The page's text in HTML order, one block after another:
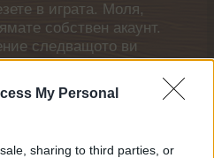
My Personal
sharing to third parties, or
в играта. Моля,
собствен акаунт.
следващото ви
Играйте тук